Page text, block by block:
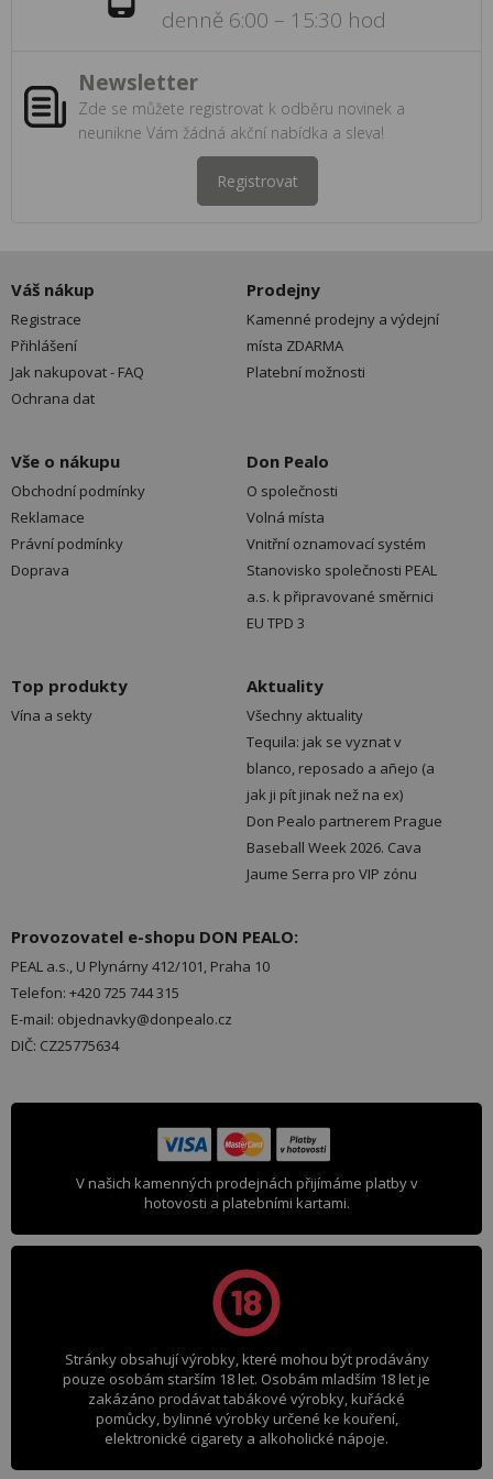
denně 6:00 – 15:30 hod
Newsletter
Zde se můžete registrovat k odběru novinek a
neunikne Vám žádná akční nabídka a sleva!
Registrovat
Váš nákup
Registrace
Přihlášení
Jak nakupovat - FAQ
Ochrana dat
Prodejny
Kamenné prodejny a výdejní
místa ZDARMA
Platební možnosti
Vše o nákupu
Obchodní podmínky
Reklamace
Právní podmínky
Doprava
Don Pealo
O společnosti
Volná místa
Vnitřní oznamovací systém
Stanovisko společnosti PEAL
a.s. k připravované směrnici
EU TPD 3
Top produkty
Vína a sekty
Aktuality
Všechny aktuality
Tequila: jak se vyznat v
blanco, reposado a añejo (a
jak ji pít jinak než na ex)
Don Pealo partnerem Prague
Baseball Week 2026. Cava
Jaume Serra pro VIP zónu
Provozovatel e-shopu DON PEALO:
PEAL a.s., U Plynárny 412/101, Praha 10
Telefon: +420 725 744 315
E-mail: objednavky@donpealo.cz
DIČ: CZ25775634
V našich kamenných prodejnách přijímáme platby v
hotovosti a platebními kartami.
Stránky obsahují výrobky, které mohou být prodávány
pouze osobám starším 18 let. Osobám mladším 18 let je
zakázáno prodávat tabákové výrobky, kuřácké
pomůcky, bylinné výrobky určené ke kouření,
elektronické cigarety a alkoholické nápoje.